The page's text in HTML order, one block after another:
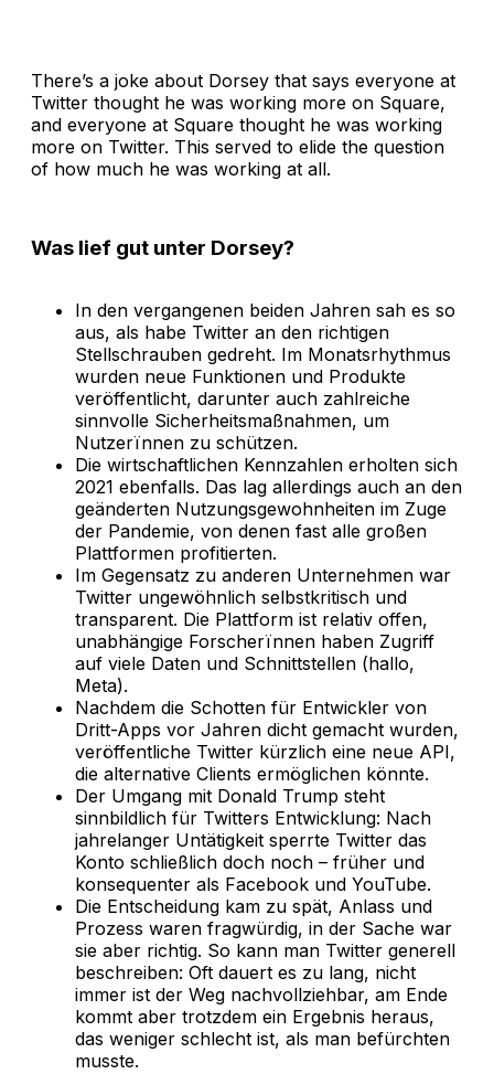
There’s a joke about Dorsey that says everyone at
Twitter thought he was working more on Square,
and everyone at Square thought he was working
more on Twitter. This served to elide the question
of how much he was working at all.
Was lief gut unter Dorsey?
In den vergangenen beiden Jahren sah es so
aus, als habe Twitter an den richtigen
Stellschrauben gedreht. Im Monatsrhythmus
wurden neue Funktionen und Produkte
veröffentlicht, darunter auch zahlreiche
sinnvolle Sicherheitsmaßnahmen, um
Nutzerïnnen zu schützen.
Die wirtschaftlichen Kennzahlen erholten sich
2021 ebenfalls. Das lag allerdings auch an den
geänderten Nutzungsgewohnheiten im Zuge
der Pandemie, von denen fast alle großen
Plattformen profitierten.
Im Gegensatz zu anderen Unternehmen war
Twitter ungewöhnlich selbstkritisch und
transparent. Die Plattform ist relativ offen,
unabhängige Forscherïnnen haben Zugriff
auf viele Daten und Schnittstellen (hallo,
Meta).
Nachdem die Schotten für Entwickler von
Dritt-Apps vor Jahren dicht gemacht wurden,
veröffentliche Twitter kürzlich eine neue API,
die alternative Clients ermöglichen könnte.
Der Umgang mit Donald Trump steht
sinnbildlich für Twitters Entwicklung: Nach
jahrelanger Untätigkeit sperrte Twitter das
Konto schließlich doch noch – früher und
konsequenter als Facebook und YouTube.
Die Entscheidung kam zu spät, Anlass und
Prozess waren fragwürdig, in der Sache war
sie aber richtig. So kann man Twitter generell
beschreiben: Oft dauert es zu lang, nicht
immer ist der Weg nachvollziehbar, am Ende
kommt aber trotzdem ein Ergebnis heraus,
das weniger schlecht ist, als man befürchten
musste.